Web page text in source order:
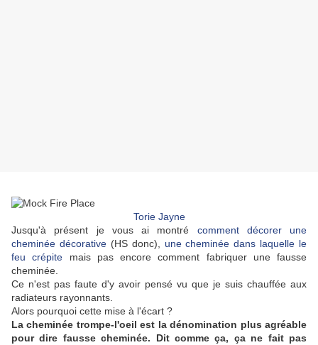
Torie Jayne
Jusqu'à présent je vous ai montré comment décorer une
cheminée décorative(HS donc), une cheminée dans laquelle le
feu crépite mais pas encore comment fabriquer une fausse
cheminée.
Ce n'est pas faute d'y avoir pensé vu que je suis chauffée aux
radiateurs rayonnants.
Alors pourquoi cette mise à l'écart ?
La cheminée trompe-l'oeil est la dénomination plus agréable
pour dire fausse cheminée. Dit comme ça, ça ne fait pas